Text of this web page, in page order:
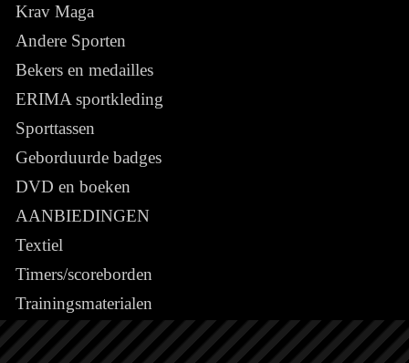
Krav Maga
Andere Sporten
Bekers en medailles
ERIMA sportkleding
Sporttassen
Geborduurde badges
DVD en boeken
AANBIEDINGEN
Textiel
Timers/scoreborden
Trainingsmaterialen